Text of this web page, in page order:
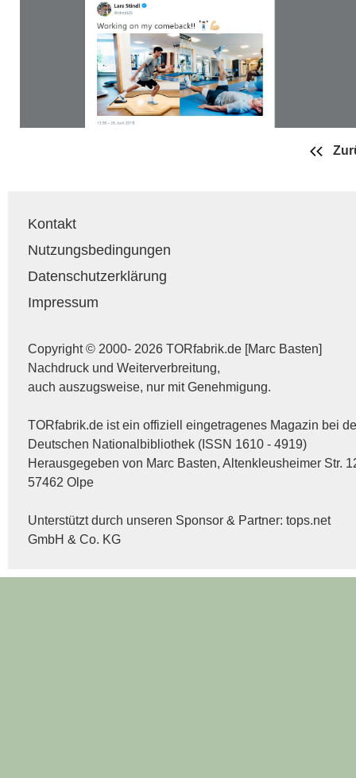
Kontakt
Nutzungsbedingungen
Datenschutzerklärung
Impressum
Copyright © 2000- 2026 TORfabrik.de [Marc Basten]
Nachdruck und Weiterverbreitung,
auch auszugsweise, nur mit Genehmigung.
TORfabrik.de ist ein offiziell eingetragenes Magazin bei
Deutschen Nationalbibliothek (ISSN 1610 - 4919)
Herausgegeben von Marc Basten, Altenkleusheimer Str.
57462 Olpe
Unterstützt durch unseren Sponsor & Partner: tops.net
GmbH & Co. KG